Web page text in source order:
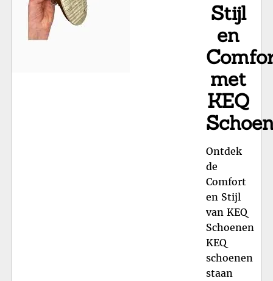
Stijl
en
met
KEQ
Ontdek
de
Comfort
en Stijl
van KEQ
Schoenen
KEQ
schoenen
staan